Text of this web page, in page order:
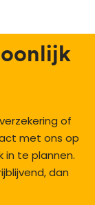
of
met ons op
in te plannen.
dan